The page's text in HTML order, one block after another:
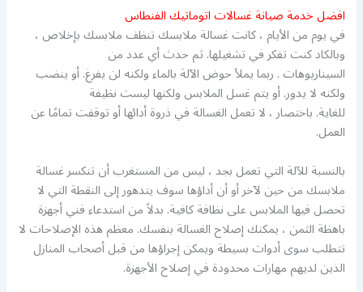
افضل خدمة صيانة غسالات اتوماتيك الفنطاس
في يوم من الأيام ، كانت غسالة ملابسك تنظف ملابسك بإخلاص ،
وبالكاد كنت تفكر في تشغيلها. ثم حدث أي عدد من
السيناريوهات . ربما يملأ حوض الآلة بالماء ولكنه لن يفرغ. أو ينضب
ولكنه لا يدور. أو يتم غسل الملابس ولكنها ليست نظيفة
للغاية. باختصار ، لا تعمل الغسالة في ذروة أدائها أو توقفت تمامًا عن
العمل.
بالنسبة للآلة التي تعمل بجد ، ليس من المستغرب أن تنكسر غسالة
ملابسك من حين لآخر أو أن أداؤها سوف يتدهور إلى النقطة التي لا
تحصل فيها الملابس على نظافة كافية. بدلاً من استدعاء فني أجهزة
باهظة الثمن ، يمكنك إصلاح الغسالة بنفسك. معظم هذه الإصلاحات لا
تتطلب سوى أدوات بسيطة ويمكن إجراؤها من قبل أصحاب المنازل
الذين لديهم مهارات محدودة في إصلاح الأجهزة.